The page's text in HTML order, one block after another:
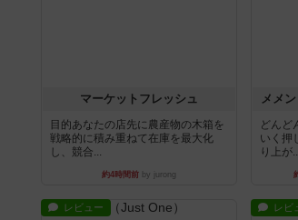
マーケットフレッシュ
目的あなたの店先に農産物の木箱を
戦略的に積み重ねて在庫を最大化
し、競合...
約4時間前 by jurong
メメ
どんど
いく押
り上が
レビュー レビ